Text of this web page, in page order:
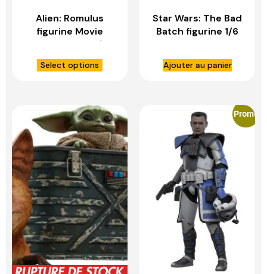
Alien: Romulus
figurine Movie
Masterpiece 1/6
Scorched
Xenomorph – HOT
Select options
Star Wars: The Bad
Batch figurine 1/6
HOT TOYS
Ajouter au panier
Promo